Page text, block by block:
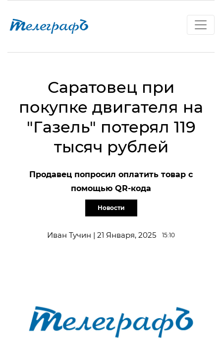
Саратовец при
покупке двигателя на
"Газель" потерял 119
тысяч рублей
Продавец попросил оплатить товар с
помощью QR-кода
Новости
Иван Тучин | 21 Января, 2025 15:10